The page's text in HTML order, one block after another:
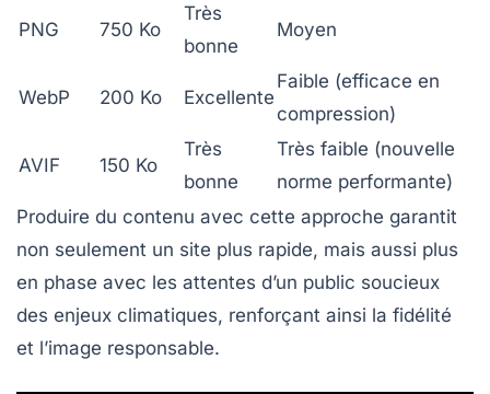
PNG 750 Ko
Très
bonne
Moyen
WebP 200 Ko Excellente
Faible (efficace en
compression)
AVIF 150 Ko
Très
bonne
Très faible (nouvelle
norme performante)
Produire du contenu avec cette approche garantit
non seulement un site plus rapide, mais aussi plus
en phase avec les attentes d’un public soucieux
des enjeux climatiques, renforçant ainsi la fidélité
et l’image responsable.